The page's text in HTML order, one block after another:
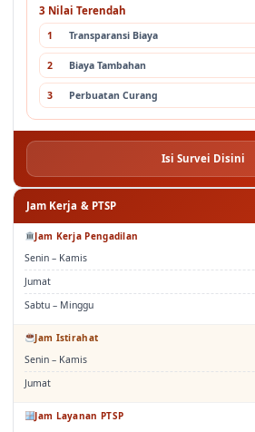
1 Transparansi Biaya
Biaya Tambahan
Perbuatan Curang
Jam Kerja & PTSP
Jam Kerja Pengadilan
Senin – Kamis
Jumat
Sabtu – Minggu
Senin – Kamis
Jumat
Senin – Kamis